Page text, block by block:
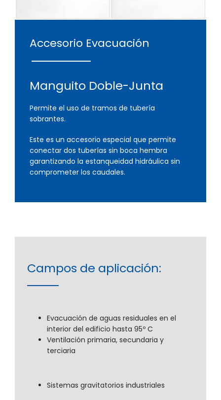
Accesorio Evacuación
Manguito Doble-Junta
Permite el uso de tramos de tubería
sobrantes.
Este es un accesorio especial que permite
conectar dos tuberías sin boca hembra
garantizando la estanqueidad hidráulica sin
comprometer los caudales.
Campos de aplicación:
Evacuación de aguas residuales en el
interior del edificio hasta 95º C
Ventilación primaria, secundaria y
terciaria
Sistemas gravitatorios industriales